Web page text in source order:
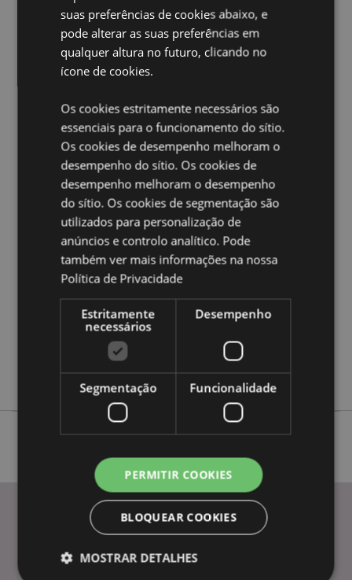
Porta-moedas Foodiemals Chá de Bolhas
Material:Velboa (tecido de pelúcia macio e
resistente), Metal (aço)
Ampliar informação:
Quer saber mais acerca de comprar na Puckator?
a nossaGuia de informação para o cliente.
Caracteristicas do Produto
Informação
Altura 10cm Largura 9cm Profundidade 2.5cm
5055071511769
240
Não
Foodiemals
suas preferências de cookies abaixo, e
pode alterar as suas preferências em
qualquer altura no futuro, clicando no
ícone de cookies.
Os cookies estritamente necessários são
essenciais para o funcionamento do sítio.
Os cookies de desempenho melhoram o
desempenho do sítio. Os cookies de
desempenho melhoram o desempenho
do sítio. Os cookies de segmentação são
utilizados para personalização de
anúncios e controlo analítico. Pode
também ver mais informações na nossa
Política de Privacidade
Estritamente
necessários
Desempenho
Segmentação Funcionalidade
PERMITIR COOKIES
BLOQUEAR COOKIES
MOSTRAR DETALHES